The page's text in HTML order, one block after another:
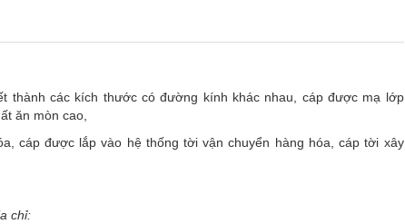
thành các kích thước có đường kính khác nhau, cáp được mạ lớp
ăn mòn cao,
cáp được lắp vào hệ thống tời vận chuyển hàng hóa, cáp tời xây
chỉ: